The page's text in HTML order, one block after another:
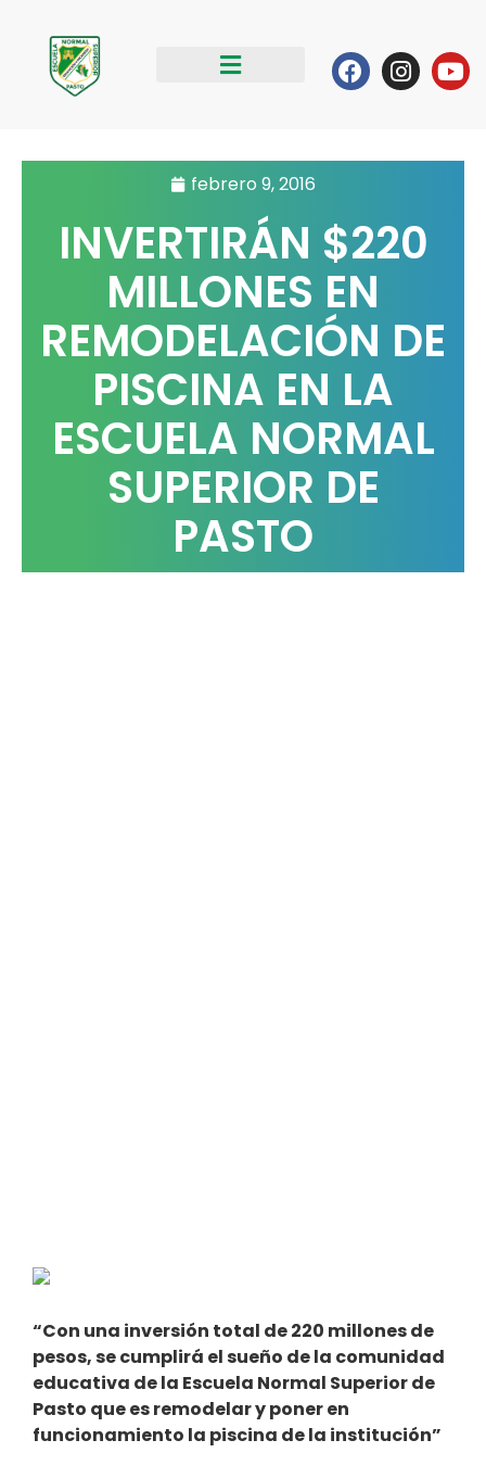
contenido
Facebook
febrero 9, 2016
INVERTIRÁN $220
MILLONES EN
REMODELACIÓN DE
PISCINA EN LA
ESCUELA NORMAL
SUPERIOR DE
PASTO
“Con una inversión total de 220 millones de
pesos, se cumplirá el sueño de la comunidad
educativa de la Escuela Normal Superior de
Pasto que es remodelar y poner en
funcionamiento la piscina de la institución”